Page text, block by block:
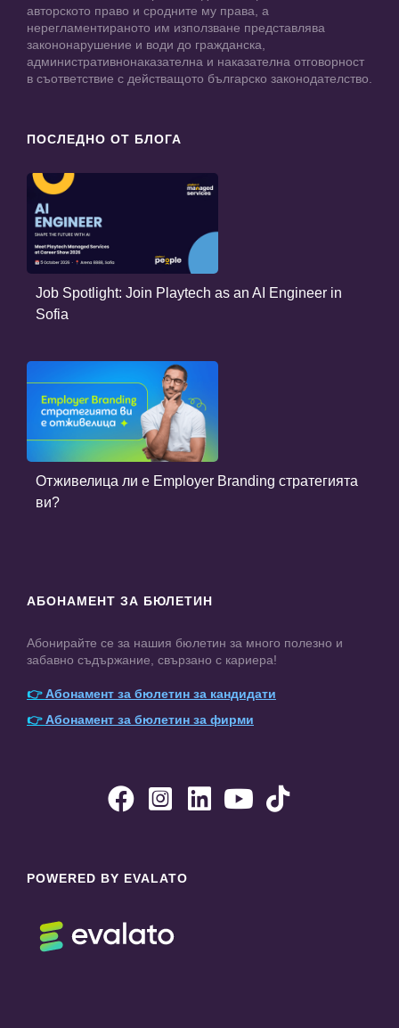
авторското право и сродните му права, а
нерегламентираното им използване представлява
закононарушение и води до гражданска,
административнонаказателна и наказателна отговорност
в съответствие с действащото българско законодателство.
ПОСЛЕДНО ОТ БЛОГА
Job Spotlight: Join Playtech as an AI Engineer in
Sofia
Отживелица ли е Employer Branding стратегията
ви?
АБОНАМЕНТ ЗА БЮЛЕТИН
Абонирайте се за нашия бюлетин за много полезно и
забавно съдържание, свързано с кариера!
👉Абонамент за бюлетин за кандидати
👉Абонамент за бюлетин за фирми
    
POWERED BY EVALATO